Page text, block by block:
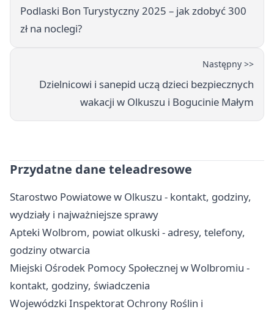
Podlaski Bon Turystyczny 2025 – jak zdobyć 300
zł na noclegi?
Następny >>
Dzielnicowi i sanepid uczą dzieci bezpiecznych
wakacji w Olkuszu i Bogucinie Małym
Przydatne dane teleadresowe
Starostwo Powiatowe w Olkuszu - kontakt, godziny,
wydziały i najważniejsze sprawy
Apteki Wolbrom, powiat olkuski - adresy, telefony,
godziny otwarcia
Miejski Ośrodek Pomocy Społecznej w Wolbromiu -
kontakt, godziny, świadczenia
Wojewódzki Inspektorat Ochrony Roślin i